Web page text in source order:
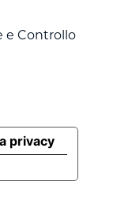
e Controllo
privacy